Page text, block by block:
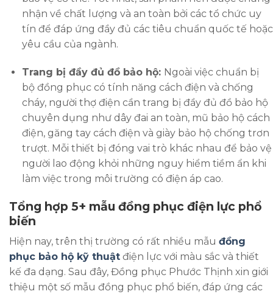
nhận về chất lượng và an toàn bởi các tổ chức uy
tín để đáp ứng đầy đủ các tiêu chuẩn quốc tế hoặc
yêu cầu của ngành.
Trang bị đầy đủ đồ bảo hộ: Ngoài việc chuẩn bị
bộ đồng phục có tính năng cách điện và chống
cháy, người thợ điện cần trang bị đầy đủ đồ bảo hộ
chuyên dụng như dây đai an toàn, mũ bảo hộ cách
điện, găng tay cách điện và giày bảo hộ chống trơn
trượt. Mỗi thiết bị đóng vai trò khác nhau để bảo vệ
người lao động khỏi những nguy hiểm tiềm ẩn khi
làm việc trong môi trường có điện áp cao.
Tổng hợp 5+ mẫu đồng phục điện lực phổ
biến
Hiện nay, trên thị trường có rất nhiều mẫu đồng
phục bảo hộ kỹ thuật điện lực với màu sắc và thiết
kế đa dạng. Sau đây, Đồng phục Phước Thịnh xin giới
thiệu một số mẫu đồng phục phổ biến, đáp ứng các